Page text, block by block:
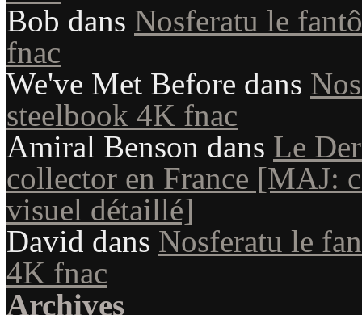
Bob dans Nosferatu le
fnac
We've Met Before dans
steelbook 4K fnac
Amiral Benson dans Le
collector en France [MAJ:
visuel détaillé]
David dans Nosferatu le
4K fnac
Archives